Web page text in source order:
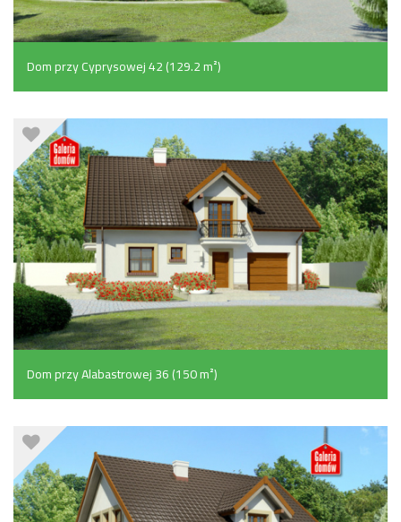
Dom przy Cyprysowej 42 (129.2 m²)
Dom przy Alabastrowej 36 (150 m²)